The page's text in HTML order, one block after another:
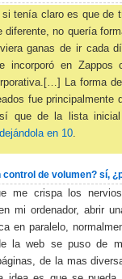
si tenía claro es que de
diferente, no quería
ganas de ir cada
incorporó en Zappos
La forma
fue principalmente
que de la lista
dejándola en 10.
control de volumen? sí,
me crispa los
mi ordenador, abrir
en paralelo,
la web se puso de
de la mas